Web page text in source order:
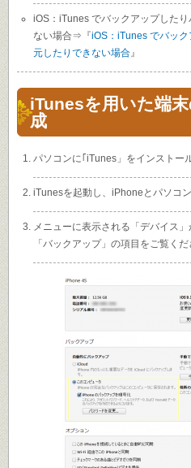
iOS：iTunes でバックアップした
ない場合⇒『iOS：iTunes でバッ
元したりできない場合』
iTunesを用いた端
成
パソコンに｢iTunes」をインストー
iTunesを起動し、iPhoneとパソコ
メニューに表示される「デバイス
「バックアップ」の項目をご覧くだ